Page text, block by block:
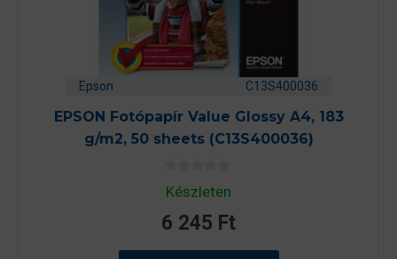
Epson C13S400036
EPSON Fotópapír Value Glossy A4, 183
g/m2, 50 sheets (C13S400036)
0
a
5
-
Készleten
6 245 Ft